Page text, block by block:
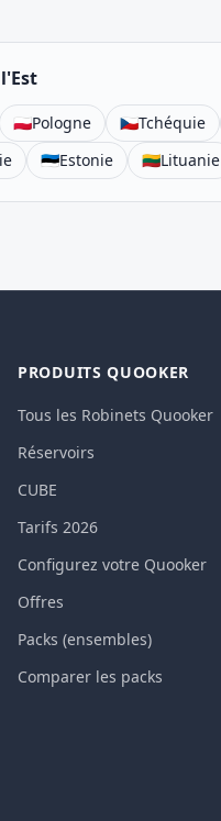
🇵🇱Pologne 🇨🇿Tchéquie
🇪🇪Estonie 🇱🇹Lituanie
PRODUITS QUOOKER
Tous les Robinets Quooker
Réservoirs
CUBE
Tarifs 2026
Configurez votre Quooker
Offres
Packs (ensembles)
Comparer les packs